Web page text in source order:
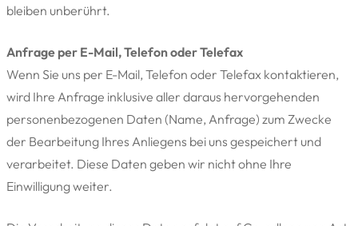
bleiben unberührt.
Anfrage per E-Mail, Telefon oder Telefax
Wenn Sie uns per E-Mail, Telefon oder Telefax kontaktieren,
wird Ihre Anfrage inklusive aller daraus hervorgehenden
personenbezogenen Daten (Name, Anfrage) zum Zwecke
der Bearbeitung Ihres Anliegens bei uns gespeichert und
verarbeitet. Diese Daten geben wir nicht ohne Ihre
Einwilligung weiter.